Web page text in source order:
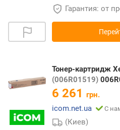
Гарантия: от
Тонер-картридж
(006R01519)
6 261 грн.
icom.net.ua
С
(Киев)